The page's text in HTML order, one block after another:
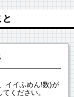
イイふめん!数)が
ください。